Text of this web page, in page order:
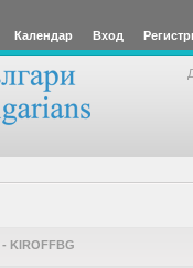
Календар Вход